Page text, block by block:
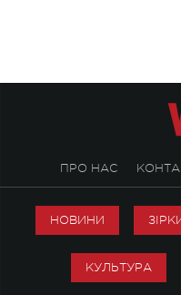
ПРО НАС
НОВИНИ
КУЛЬТУРА